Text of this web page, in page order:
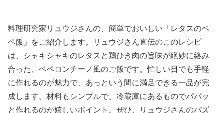
料理研究家リュウジさんの、簡単でおいしい「レタスのペ
ペ飯」をご紹介します。リュウジさん直伝のこのレシピ
は、シャキシャキのレタスと鶏ひき肉の旨味が絶妙に絡み
合った、ペペロンチーノ風のご飯です。忙しい日でも手軽
に作れるのが魅力で、あっという間に満足できる一品が完
成します。材料もシンプルで、冷蔵庫にあるものでパパッ
と作れるのが嬉しいポイント。ぜひ、リュウジさんのバズ